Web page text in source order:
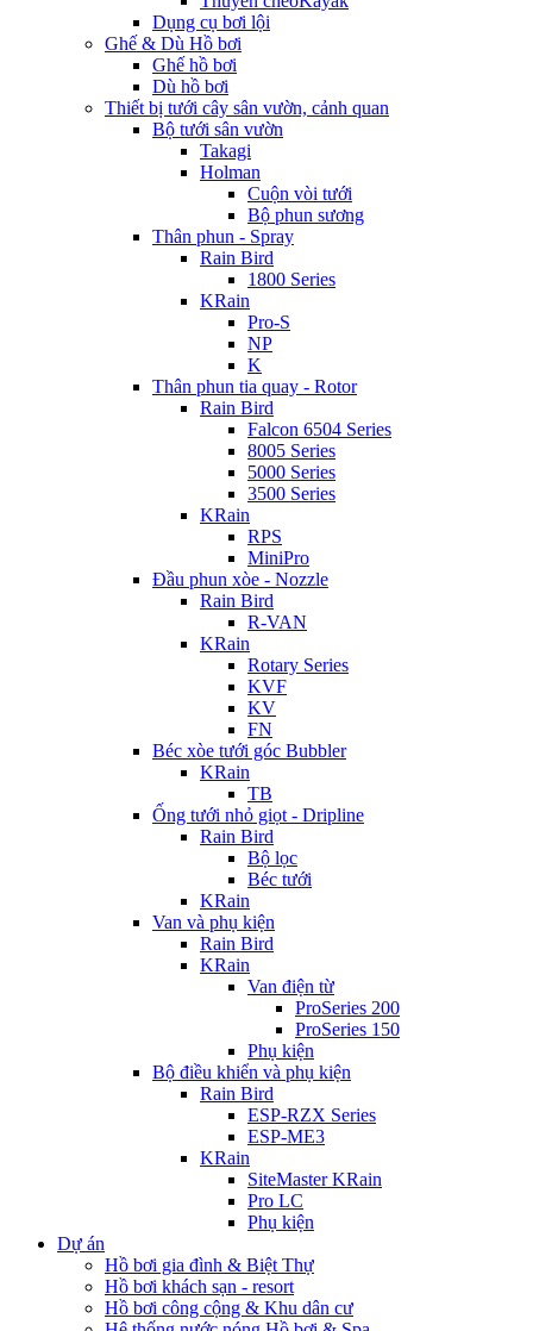
Dụng cụ bơi lội
Ghế & Dù Hồ bơi
Ghế hồ bơi
Dù hồ bơi
Thiết bị tưới cây sân vườn, cảnh quan
Bộ tưới sân vườn
Takagi
Holman
Cuộn vòi tưới
Bộ phun sương
Thân phun - Spray
Rain Bird
1800 Series
KRain
Pro-S
NP
K
Thân phun tia quay - Rotor
Rain Bird
Falcon 6504 Series
8005 Series
5000 Series
3500 Series
KRain
RPS
MiniPro
Đầu phun xòe - Nozzle
Rain Bird
R-VAN
KRain
Rotary Series
KVF
KV
FN
Béc xòe tưới góc Bubbler
KRain
TB
Ống tưới nhỏ giọt - Dripline
Rain Bird
Bộ lọc
Béc tưới
KRain
Van và phụ kiện
Rain Bird
KRain
Van điện từ
ProSeries 200
ProSeries 150
Phụ kiện
Bộ điều khiển và phụ kiện
Rain Bird
ESP-RZX Series
ESP-ME3
KRain
SiteMaster KRain
Pro LC
Phụ kiện
Dự án
Hồ bơi gia đình & Biệt Thự
Hồ bơi khách sạn - resort
Hồ bơi công cộng & Khu dân cư